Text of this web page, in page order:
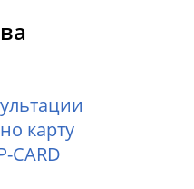
карту
CARD